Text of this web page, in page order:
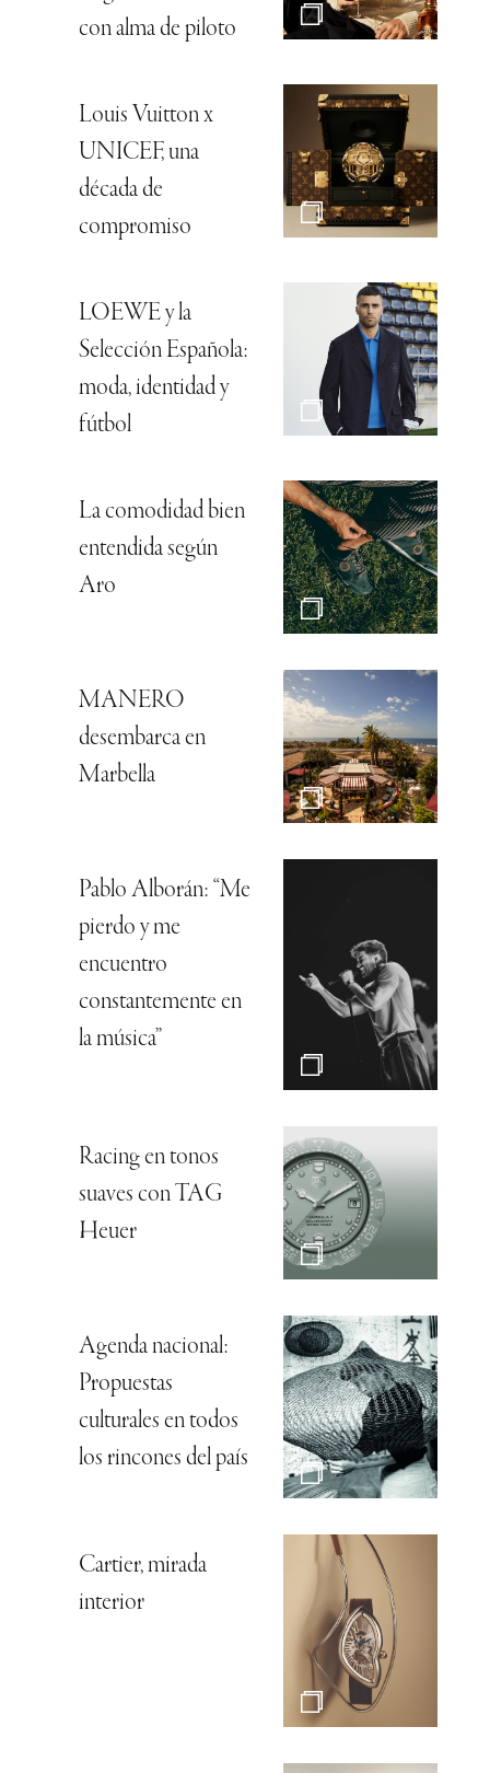
con alma de piloto
Louis Vuitton x
UNICEF, una
década de
compromiso
LOEWE y la
Selección Española:
moda, identidad y
fútbol
La comodidad bien
entendida según
Aro
MANERO
desembarca en
Marbella
Pablo Alborán: “Me
pierdo y me
encuentro
constantemente en
la música”
Racing en tonos
suaves con TAG
Heuer
Agenda nacional:
Propuestas
culturales en todos
los rincones del país
Cartier, mirada
interior